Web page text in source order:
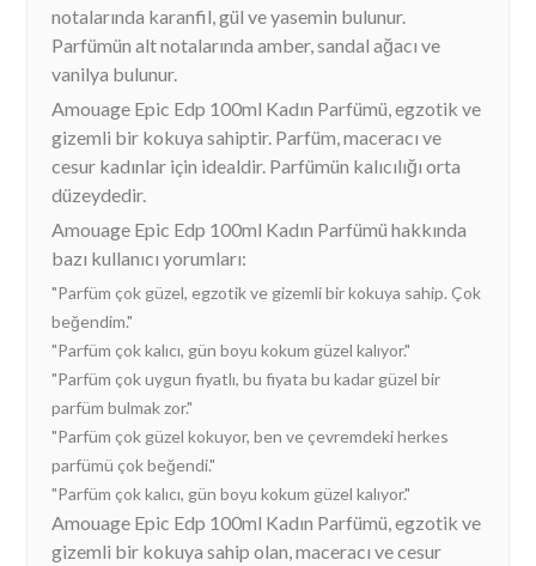
notalarında karanfil, gül ve yasemin bulunur.
Parfümün alt notalarında amber, sandal ağacı ve
vanilya bulunur.
Amouage Epic Edp 100ml Kadın Parfümü, egzotik ve
gizemli bir kokuya sahiptir. Parfüm, maceracı ve
cesur kadınlar için idealdir. Parfümün kalıcılığı orta
düzeydedir.
Amouage Epic Edp 100ml Kadın Parfümü hakkında
bazı kullanıcı yorumları:
"Parfüm çok güzel, egzotik ve gizemli bir kokuya sahip. Çok
beğendim."
"Parfüm çok kalıcı, gün boyu kokum güzel kalıyor."
"Parfüm çok uygun fiyatlı, bu fiyata bu kadar güzel bir
parfüm bulmak zor."
"Parfüm çok güzel kokuyor, ben ve çevremdeki herkes
parfümü çok beğendi."
"Parfüm çok kalıcı, gün boyu kokum güzel kalıyor."
Amouage Epic Edp 100ml Kadın Parfümü, egzotik ve
gizemli bir kokuya sahip olan, maceracı ve cesur